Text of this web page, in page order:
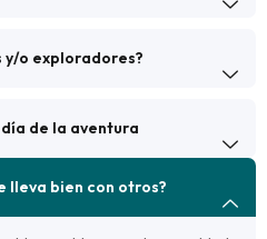
y/o exploradores?
de la aventura
lleva bien con otros?